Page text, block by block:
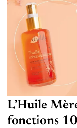
L’Huile
fonctions